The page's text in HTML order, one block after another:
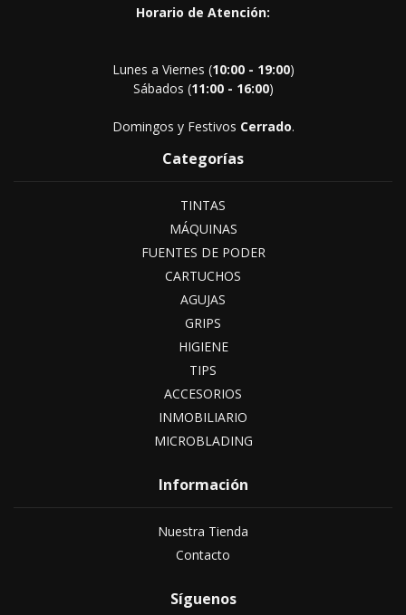
Horario de Atención:
Lunes a Viernes (10:00 - 19:00)
Sábados (11:00 - 16:00)
Domingos y Festivos Cerrado.
Categorías
TINTAS
MÁQUINAS
FUENTES DE PODER
CARTUCHOS
AGUJAS
GRIPS
HIGIENE
TIPS
ACCESORIOS
INMOBILIARIO
MICROBLADING
Información
Nuestra Tienda
Contacto
Síguenos